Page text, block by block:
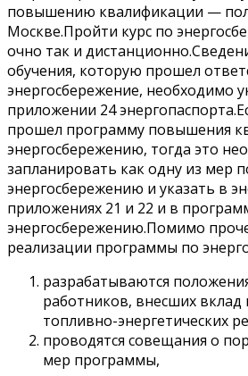
повышению квалификации —
Москве.Пройти курс по
очно так и
обучения, которую прошел
энергосбережение, необходимо
приложении 24
прошел программу повышения
энергосбережению, тогда это
запланировать как одну из мер
энергосбережению и указать в
приложениях 21 и 22 и в
энергосбережению.Помимо
реализации программы по
разрабатываются
работников, внесших
топливно-энергетических
проводятся совещания о
мер программы,